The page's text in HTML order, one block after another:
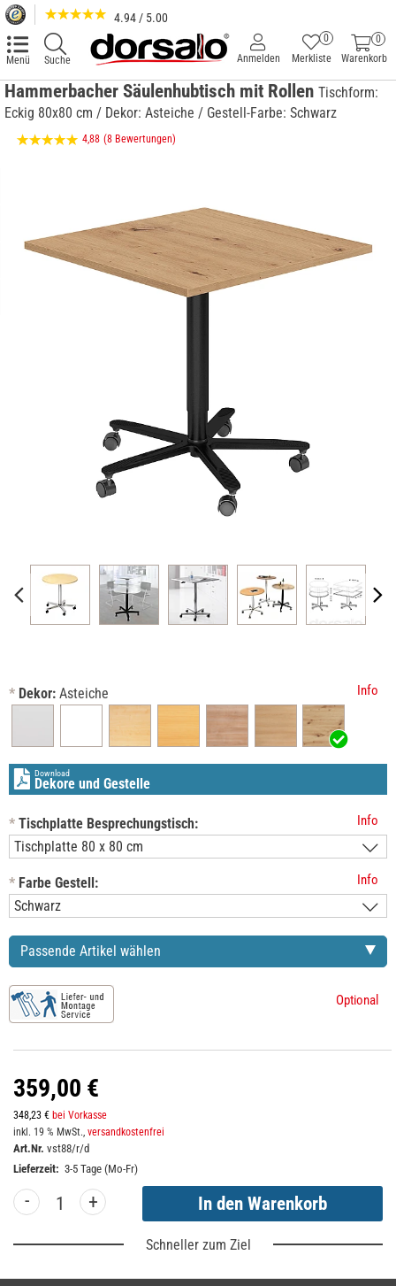
4.94 / 5.00
Menü Suche
0
Warenkorb
Merkliste
0
Anmelden
Hammerbacher Säulenhubtisch mit Rollen Tischform:
Eckig 80x80 cm / Dekor: Asteiche / Gestell-Farbe: Schwarz
4,88 (8 Bewertungen)
* Dekor: Asteiche Info
Download
Dekore und Gestelle
* Tischplatte Besprechungstisch: Info
* Farbe Gestell: Info
Passende Artikel wählen
Optional
359,00 €
348,23 € bei Vorkasse
inkl. 19 % MwSt., versandkostenfrei
Art.Nr. vst88/r/d
Lieferzeit: 3-5 Tage (Mo-Fr)
- +
Schneller zum Ziel